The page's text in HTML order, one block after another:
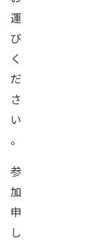
運
び
く
だ
さ
い
。
参
加
申
し